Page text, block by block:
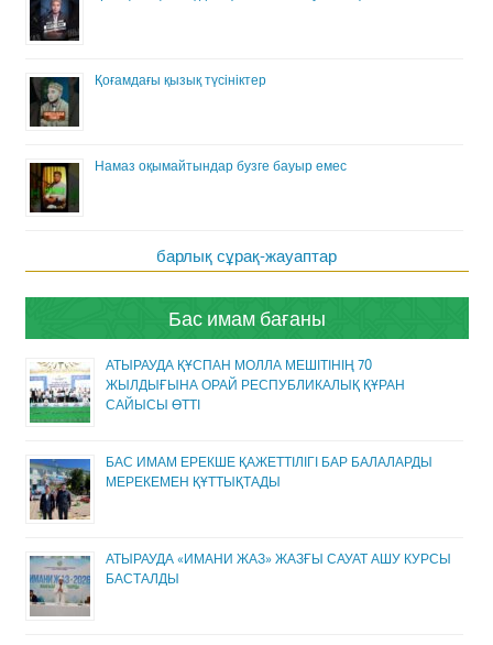
Қоғамдағы қызық түсініктер
Намаз оқымайтындар бузге бауыр емес
барлық сұрақ-жауаптар
Бас имам бағаны
АТЫРАУДА ҚҰСПАН МОЛЛА МЕШІТІНІҢ 70
ЖЫЛДЫҒЫНА ОРАЙ РЕСПУБЛИКАЛЫҚ ҚҰРАН
САЙЫСЫ ӨТТІ
БАС ИМАМ ЕРЕКШЕ ҚАЖЕТТІЛІГІ БАР БАЛАЛАРДЫ
МЕРЕКЕМЕН ҚҰТТЫҚТАДЫ
АТЫРАУДА «ИМАНИ ЖАЗ» ЖАЗҒЫ САУАТ АШУ КУРСЫ
БАСТАЛДЫ